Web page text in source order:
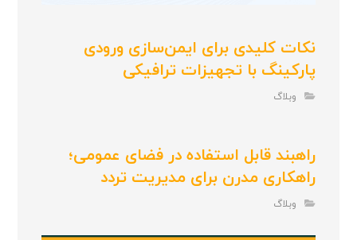
نکات کلیدی برای ایمن‌سازی ورودی
پارکینگ با تجهیزات ترافیکی
وبلاگ
راهبند قابل استفاده در فضای عمومی؛
راهکاری مدرن برای مدیریت تردد
وبلاگ